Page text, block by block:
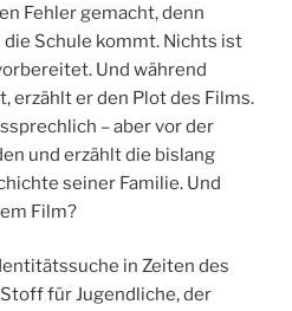
Fehler gemacht, denn
die Schule kommt. Nichts ist
Und während
erzählt er den Plot des Films.
– aber vor der
und erzählt die bislang
seiner Familie. Und
Film?
in Zeiten des
für Jugendliche, der